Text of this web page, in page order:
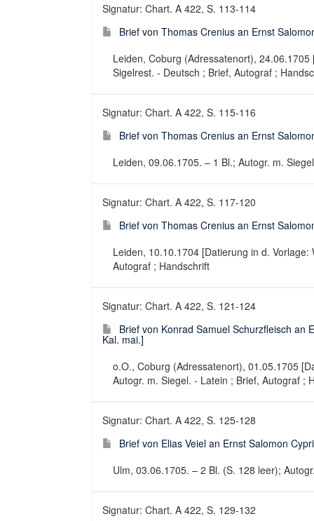
Signatur: Chart. A 422, S. 113-114
Brief von Thomas Crenius an Ernst
Leiden, Coburg (Adressatenort),
Sigelrest. - Deutsch ; Brief, Autograf ;
Signatur: Chart. A 422, S. 115-116
Brief von Thomas Crenius an Ernst
Leiden, 09.06.1705. – 1 Bl.; Autogr. m.
Signatur: Chart. A 422, S. 117-120
Brief von Thomas Crenius an Ernst
Leiden, 10.10.1704 [Datierung in d.
Autograf ; Handschrift
Signatur: Chart. A 422, S. 121-124
Brief von Konrad Samuel Schurzfleisch an
Kal. mai.]
o.O., Coburg (Adressatenort), 01.05.1705
Autogr. m. Siegel. - Latein ; Brief, Autograf ;
Signatur: Chart. A 422, S. 125-128
Brief von Elias Veiel an Ernst Salomon
Ulm, 03.06.1705. – 2 Bl. (S. 128 leer);
Signatur: Chart. A 422, S. 129-132